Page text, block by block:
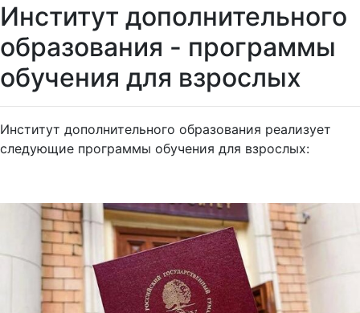
Институт дополнительного
образования - программы
обучения для взрослых
Институт дополнительного образования реализует
следующие программы обучения для взрослых: